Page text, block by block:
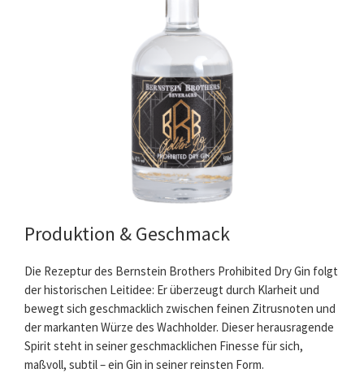
Produktion & Geschmack
Die Rezeptur des Bernstein Brothers Prohibited Dry Gin folgt
der historischen Leitidee: Er überzeugt durch Klarheit und
bewegt sich geschmacklich zwischen feinen Zitrusnoten und
der markanten Würze des Wachholder. Dieser herausragende
Spirit steht in seiner geschmacklichen Finesse für sich,
maßvoll, subtil – ein Gin in seiner reinsten Form.